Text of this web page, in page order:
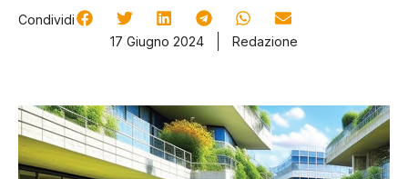
Condividi
17 Giugno 2024
Redazione